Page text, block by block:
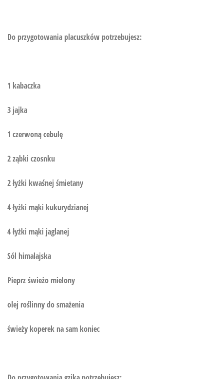
Do przygotowania placuszków potrzebujesz:
1 kabaczka
3 jajka
1 czerwoną cebulę
2 ząbki czosnku
2 łyżki kwaśnej śmietany
4 łyżki mąki kukurydzianej
4 łyżki mąki jaglanej
Sól himalajska
Pieprz świeżo mielony
olej roślinny do smażenia
świeży koperek na sam koniec